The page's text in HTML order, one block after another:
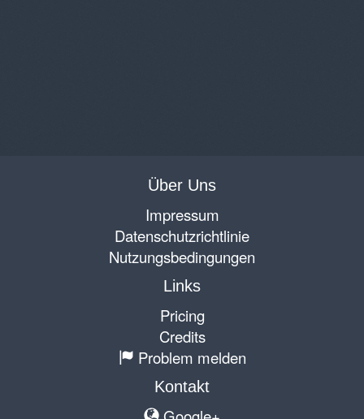
Über Uns
Impressum
Datenschutzrichtlinie
Nutzungsbedingungen
Links
Pricing
Credits
Problem melden
Kontakt